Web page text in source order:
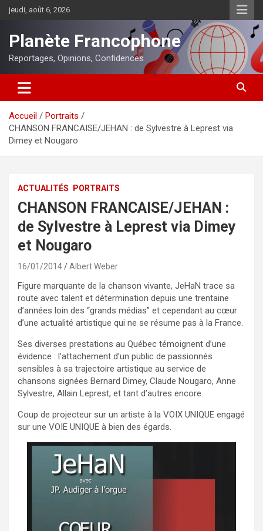
Aller
au
jeudi, août 6, 2026
Planète Francophone
Reportages, Opinions, Confidences
Accueil
Portraits
CHANSON FRANCAISE/JEHAN : de Sylvestre à Leprest via
Dimey et Nougaro
ACTUALITÉS PORTRAITS
CHANSON FRANCAISE/JEHAN :
de Sylvestre à Leprest via Dimey
et Nougaro
16/01/2014 Albert Weber
Figure marquante de la chanson vivante, JeHaN trace sa
route avec talent et détermination depuis une trentaine
d’années loin des “grands médias” et cependant au cœur
d’une actualité artistique qui ne se résume pas à la France.
Ses diverses prestations au Québec témoignent d’une
évidence : l’attachement d’un public de passionnés
sensibles à sa trajectoire artistique au service de
chansons signées Bernard Dimey, Claude Nougaro, Anne
Sylvestre, Allain Leprest, et tant d’autres encore.
Coup de projecteur sur un artiste à la VOIX UNIQUE engagé
sur une VOIE UNIQUE à bien des égards.